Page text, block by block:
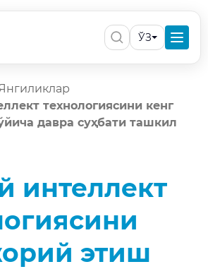
ЎЗ
технологиясини кенг
давра суҳбати ташкил
интеллект
этиш